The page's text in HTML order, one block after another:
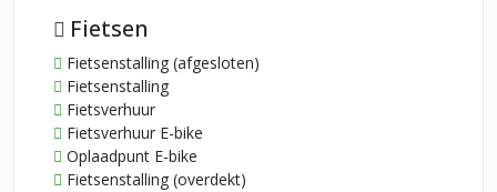
Fietsen
Fietsenstalling (afgesloten)
Fietsenstalling
Fietsverhuur
Fietsverhuur E-bike
Oplaadpunt E-bike
Fietsenstalling (overdekt)